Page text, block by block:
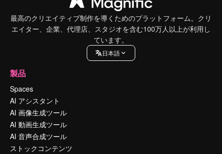
最高のクリエイティブ制作を導くためのプラットフォーム。クリ
エイター、企業、代理店、スタジオを含む100万人以上が利用し
ています。
日本語
製品
Spaces
AI アシスタント
AI 画像生成ツール
AI 動画生成ツール
AI 音声合成ツール
ストックコンテンツ